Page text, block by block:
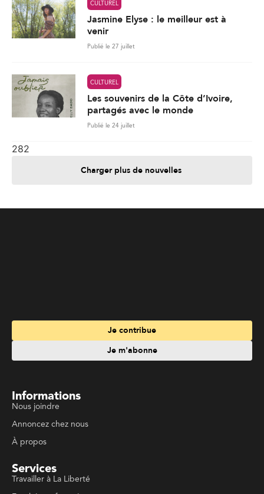
CULTUREL
Jasmine Elyse : le meilleur est à
venir
Publié le 27 juillet
CULTUREL
Les souvenirs de la Côte d’Ivoire,
partagés avec le monde
Publié le 24 juillet
282
Charger plus de nouvelles
Informations
Services
Travailler à La Liberté
Emplois en français
Suivez La Liberté